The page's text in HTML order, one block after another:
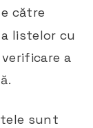
către
listelor cu
a
sunt